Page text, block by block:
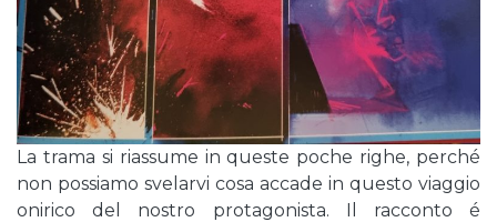
La trama si riassume in queste poche righe, perché
non possiamo svelarvi cosa accade in questo viaggio
onirico del nostro protagonista. Il racconto é